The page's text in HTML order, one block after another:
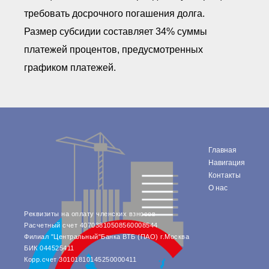
требовать досрочного погашения долга.
Размер субсидии составляет 34% суммы
платежей процентов, предусмотренных
графиком платежей.
Реквизиты на оплату членских взносов
Расчетный счет 40703810508560008544
Филиал "Центральный"Банка ВТБ (ПАО) г.Москва
БИК 044525411
Корр.счет 30101810145250000411
Главная
Навигация
Контакты
О нас